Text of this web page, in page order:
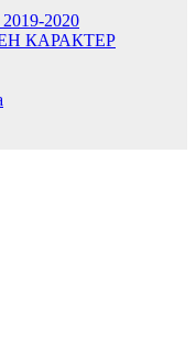
2020
КАРАКТЕР